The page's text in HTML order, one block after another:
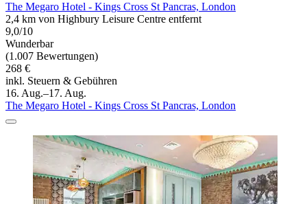
The Megaro Hotel - Kings Cross St Pancras, London
2,4 km von Highbury Leisure Centre entfernt
9,0/10
Wunderbar
(1.007 Bewertungen)
268 €
inkl. Steuern & Gebühren
16. Aug.–17. Aug.
The Megaro Hotel - Kings Cross St Pancras, London